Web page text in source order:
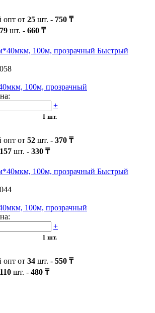
от 25 шт. - 750 ₸
79 шт. - 660 ₸
Быстрый
100м, прозрачный
+
1 шт.
от 52 шт. - 370 ₸
157 шт. - 330 ₸
Быстрый
100м, прозрачный
+
1 шт.
от 34 шт. - 550 ₸
110 шт. - 480 ₸